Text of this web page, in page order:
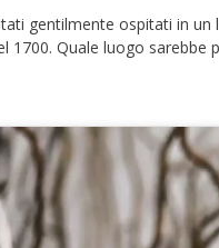
gentilmente ospitati in un
1700. Quale luogo sarebbe